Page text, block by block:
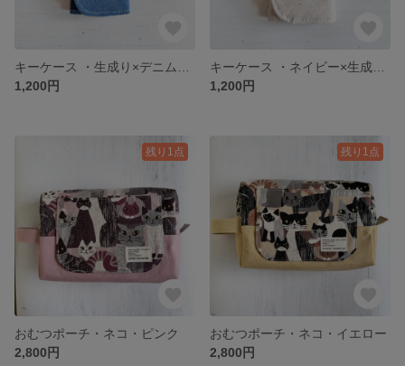
1,200円
1,200円
残り1点
おむつポーチ・ネコ・ピンク
2,800円
残り1点
おむつポーチ・ネコ・イエロー
2,800円